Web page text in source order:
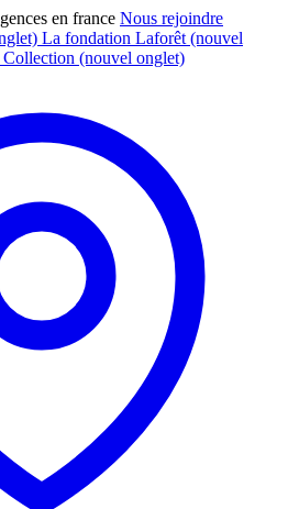
en france Nous rejoindre
La fondation Laforêt (nouvel
(nouvel onglet)